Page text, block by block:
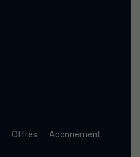
Offres Abonnement